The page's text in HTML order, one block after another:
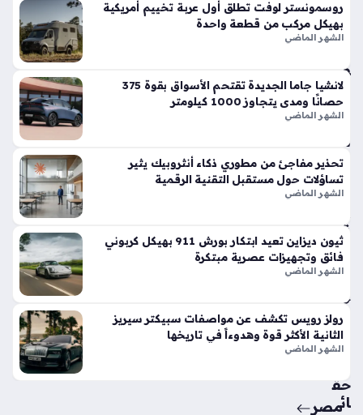
دي
ة
فو
قاً
في
الأ
س
وا
ق
الح
ة
منذ
أسب
وع
واح
حق
ائ
المفرطة التي تكسر حواجز الأداء التقليدية في شاحنات البيك أب، إذ
ارتقت بهذه الفئة إلى مستويات غير مسبوقة بفضل تعديلات…
روسمونستر لوفت تطلق أول عربة تخييم أمريكية
بهيكل مركب من قطعة واحدة
الشهر الماضي
لانشيا جاما الجديدة تقتحم الأسواق بقوة 375
حصانًا ومدى يتجاوز 1000 كيلومتر
الشهر الماضي
تحذير مفاجئ من مطوري ذكاء أنثروبيك يثير
تساؤلات حول مستقبل التقنية الرقمية
الشهر الماضي
ثيون ديزاين تعيد ابتكار بورش 911 بهيكل كربوني
فائق وتجهيزات عصرية مبتكرة
الشهر الماضي
رولز رويس تكشف عن مواصفات سبيكتر سيريز
الثانية الأكثر قوة وهدوءاً في تاريخها
الشهر الماضي
مصر